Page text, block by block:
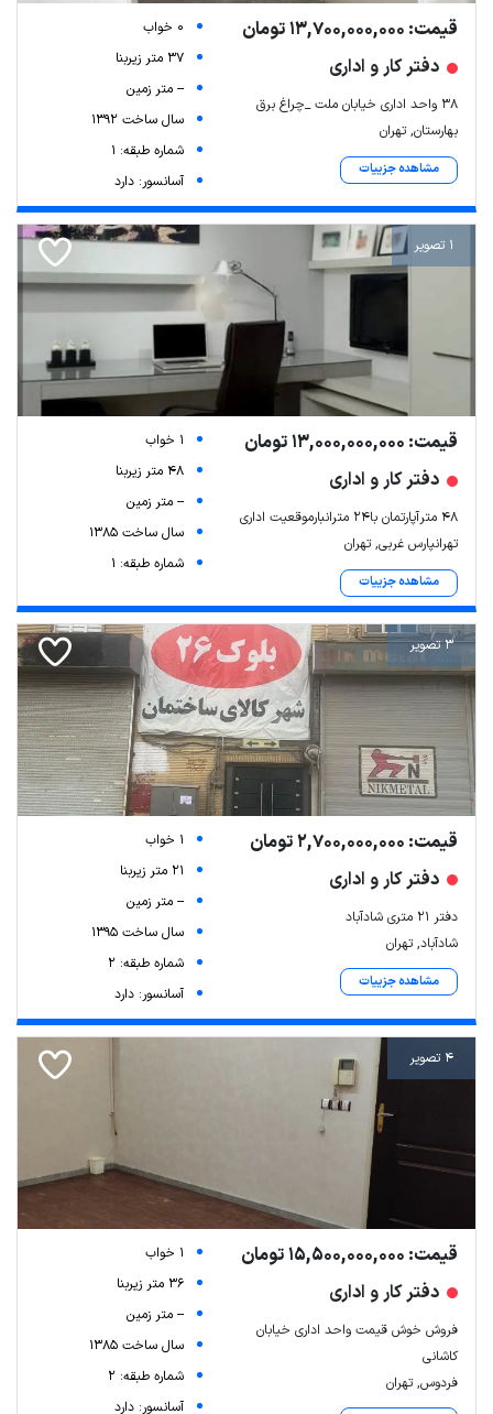
قیمت: 13,700,000,000 تومان
دفتر کار و اداری
۳۸ واحد اداری خیابان ملت _چراغ برق
بهارستان, تهران
مشاهده جزییات
0 خواب
37 متر زیربنا
-- متر زمین
سال ساخت 1392
شماره طبقه: 1
آسانسور: دارد
1 تصویر
قیمت: 13,000,000,000 تومان
دفتر کار و اداری
۴۸ مترآپارتمان با۲۴ مترانبارموقعیت اداری
تهرانپارس غربی, تهران
مشاهده جزییات
1 خواب
48 متر زیربنا
-- متر زمین
سال ساخت 1385
شماره طبقه: 1
3 تصویر
قیمت: 2,700,000,000 تومان
دفتر کار و اداری
دفتر ۲۱ متری شادآباد
شادآباد, تهران
مشاهده جزییات
1 خواب
21 متر زیربنا
-- متر زمین
سال ساخت 1395
شماره طبقه: 2
آسانسور: دارد
4 تصویر
قیمت: 15,500,000,000 تومان
دفتر کار و اداری
فروش خوش قیمت واحد اداری خیابان
کاشانی
فردوس, تهران
1 خواب
36 متر زیربنا
-- متر زمین
سال ساخت 1385
شماره طبقه: 2
آسانسور: دارد